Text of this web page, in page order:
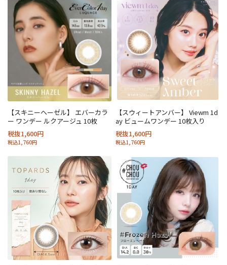
【スキニーヘーゼル】 エバーカラ
ー ワンデー ルクアージュ 10枚
税抜1,600円
税込1,760円
【スウィートアンバー】 Viewm 1d
ay ビュームワンデー 10枚入り
税抜1,600円
税込1,760円